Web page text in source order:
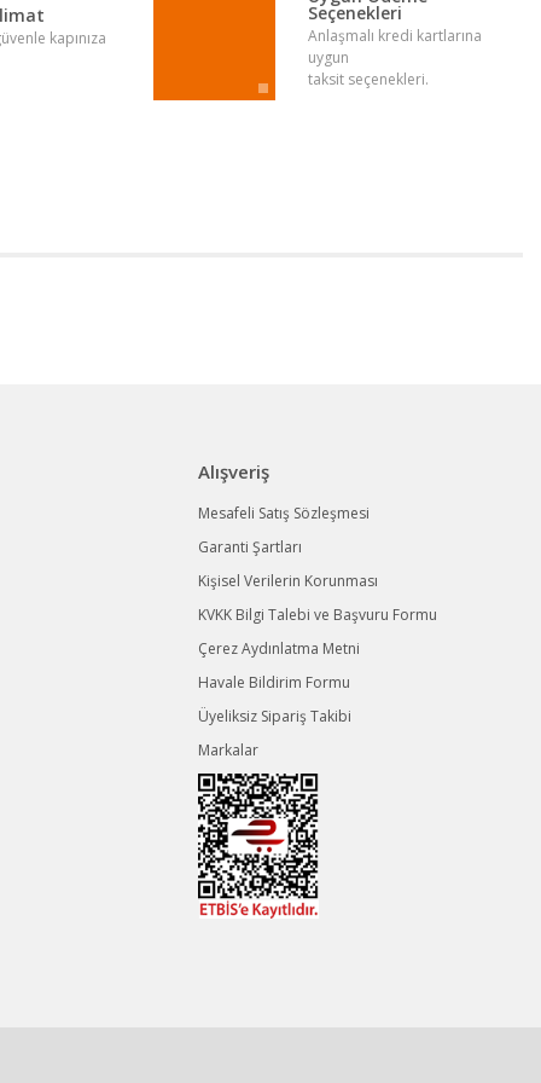
kapınıza
Seçenekleri
Anlaşmalı kredi kartlarına
uygun
taksit seçenekleri.
Alışveriş
Mesafeli Satış Sözleşmesi
Garanti Şartları
Kişisel Verilerin Korunması
KVKK Bilgi Talebi ve Başvuru Formu
Çerez Aydınlatma Metni
Havale Bildirim Formu
Üyeliksiz Sipariş Takibi
Markalar